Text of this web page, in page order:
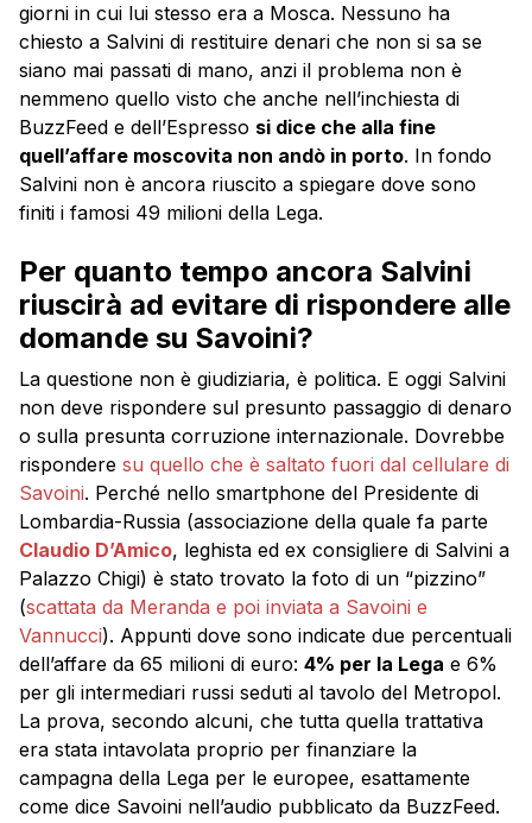
giorni in cui lui stesso era a Mosca. Nessuno ha
chiesto a Salvini di restituire denari che non si sa se
siano mai passati di mano, anzi il problema non è
nemmeno quello visto che anche nell’inchiesta di
BuzzFeed e dell’Espresso si dice che alla fine
quell’affare moscovita non andò in porto. In fondo
Salvini non è ancora riuscito a spiegare dove sono
finiti i famosi 49 milioni della Lega.
Per quanto tempo ancora Salvini
riuscirà ad evitare di rispondere alle
domande su Savoini?
La questione non è giudiziaria, è politica. E oggi Salvini
non deve rispondere sul presunto passaggio di denaro
o sulla presunta corruzione internazionale. Dovrebbe
rispondere su quello che è saltato fuori dal cellulare di
Savoini. Perché nello smartphone del Presidente di
Lombardia-Russia (associazione della quale fa parte
Claudio D’Amico, leghista ed ex consigliere di Salvini a
Palazzo Chigi) è stato trovato la foto di un “pizzino”
(scattata da Meranda e poi inviata a Savoini e
Vannucci). Appunti dove sono indicate due percentuali
dell’affare da 65 milioni di euro: 4% per la Lega e 6%
per gli intermediari russi seduti al tavolo del Metropol.
La prova, secondo alcuni, che tutta quella trattativa
era stata intavolata proprio per finanziare la
campagna della Lega per le europee, esattamente
come dice Savoini nell’audio pubblicato da BuzzFeed.